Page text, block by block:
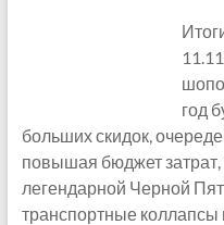
год
больших скидок,
повышая бюджет
легендарной Черной
транспортные коллапсы